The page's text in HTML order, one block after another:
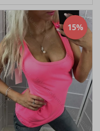
110-120cm, délka-89cm
15